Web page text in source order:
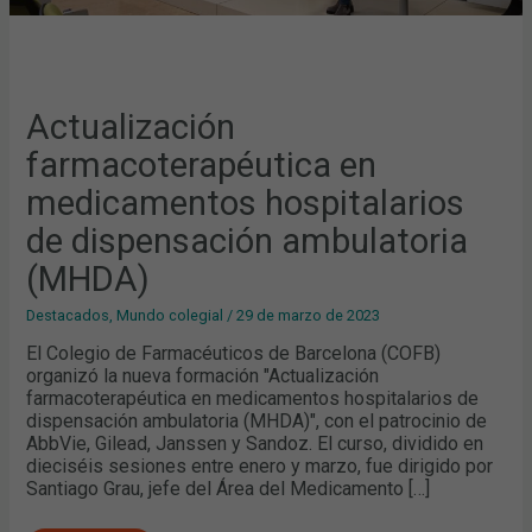
Actualización
farmacoterapéutica en
medicamentos hospitalarios
de dispensación ambulatoria
(MHDA)
Destacados, Mundo colegial /29 de marzo de 2023
El Colegio de Farmacéuticos de Barcelona (COFB)
organizó la nueva formación "Actualización
farmacoterapéutica en medicamentos hospitalarios de
dispensación ambulatoria (MHDA)", con el patrocinio de
AbbVie, Gilead, Janssen y Sandoz. El curso, dividido en
dieciséis sesiones entre enero y marzo, fue dirigido por
Santiago Grau, jefe del Área del Medicamento […]